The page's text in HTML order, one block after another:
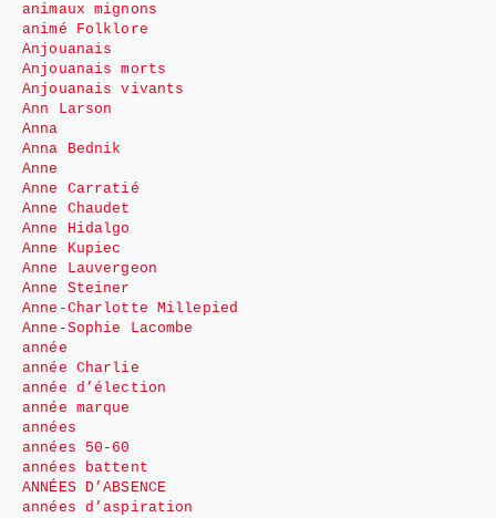
animaux mignons
animé Folklore
Anjouanais
Anjouanais morts
Anjouanais vivants
Ann Larson
Anna
Anna Bednik
Anne
Anne Carratié
Anne Chaudet
Anne Hidalgo
Anne Kupiec
Anne Lauvergeon
Anne Steiner
Anne-Charlotte Millepied
Anne-Sophie Lacombe
année
année Charlie
année d’élection
année marque
années
années 50-60
années battent
ANNÉES D’ABSENCE
années d’aspiration